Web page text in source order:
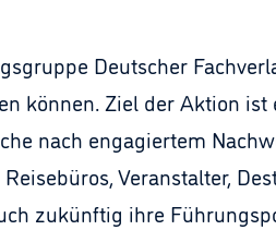
Deutscher
können. Ziel der Aktion
nach engagiertem
Veranstalter,
zukünftig ihre